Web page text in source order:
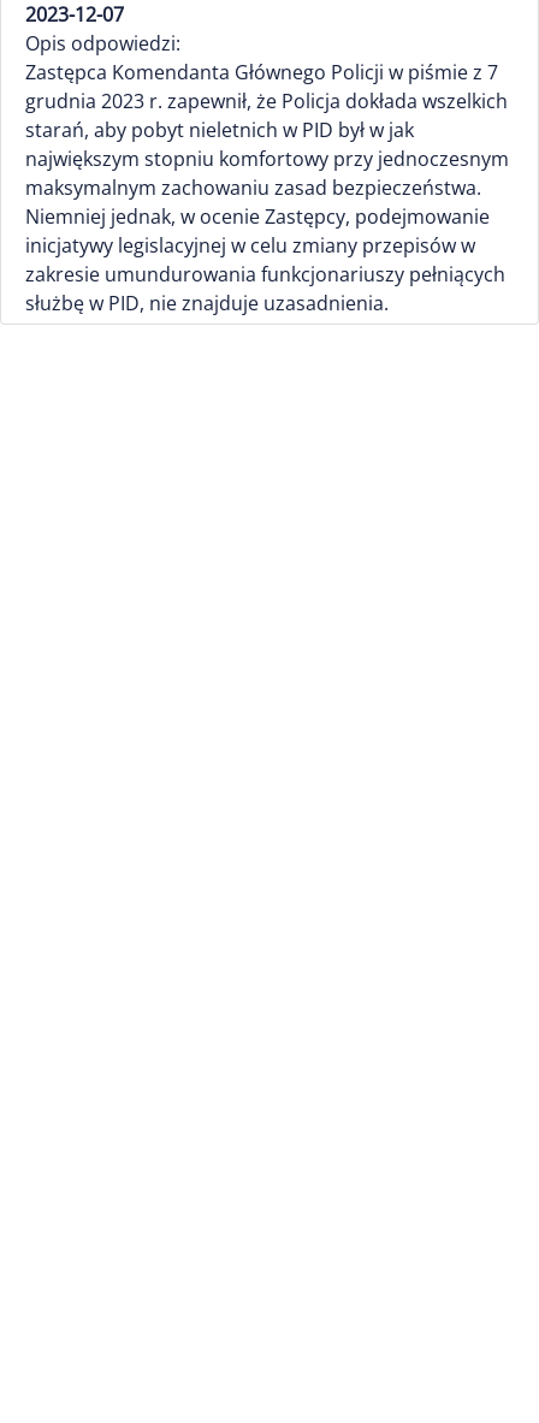
2023-12-07
Opis odpowiedzi:
Zastępca Komendanta Głównego Policji w piśmie z 7
grudnia 2023 r. zapewnił, że Policja dokłada wszelkich
starań, aby pobyt nieletnich w PID był w jak
największym stopniu komfortowy przy jednoczesnym
maksymalnym zachowaniu zasad bezpieczeństwa.
Niemniej jednak, w ocenie Zastępcy, podejmowanie
inicjatywy legislacyjnej w celu zmiany przepisów w
zakresie umundurowania funkcjonariuszy pełniących
służbę w PID, nie znajduje uzasadnienia.